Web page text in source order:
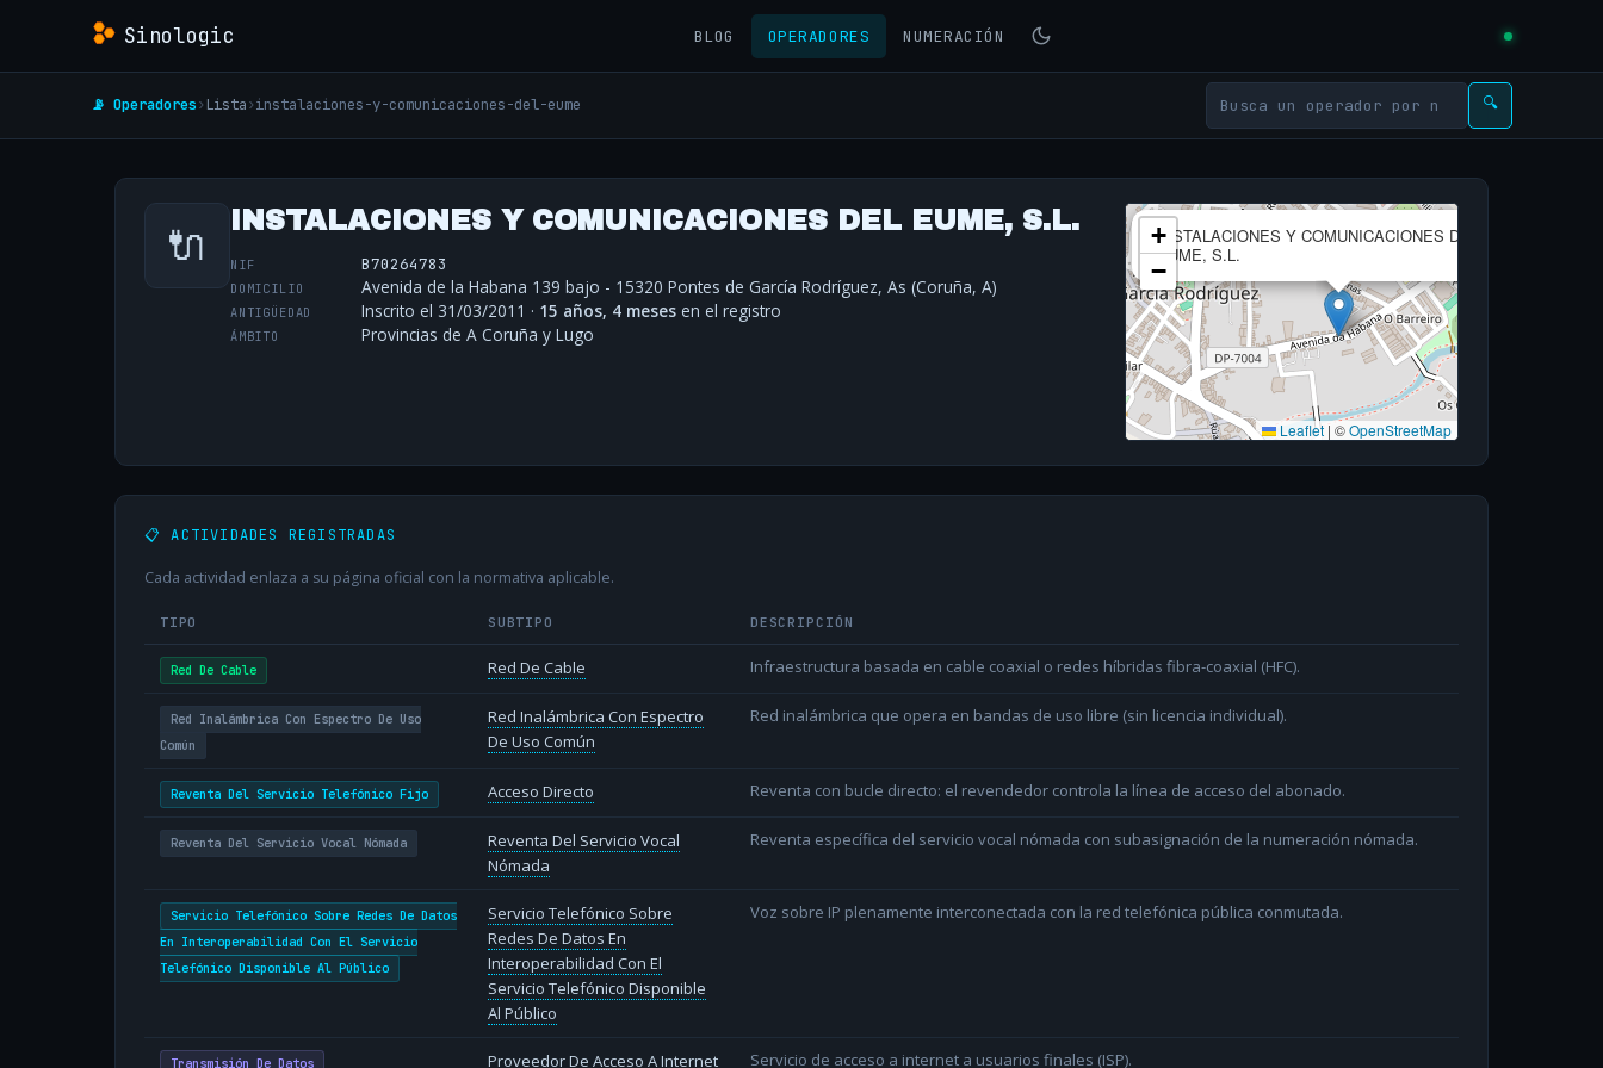
Sinologic BLOG OPERADORES NUMERACIÓN
📡 Operadores› Lista›instalaciones-y-comunicaciones-del-eume 🔍
🔌 INSTALACIONES Y COMUNICACIONES DEL EUME, S.L.
NIF B70264783
DOMICILIO Avenida de la Habana 139 bajo - 15320 Pontes de García Rodríguez, As (Coruña, A)
ANTIGÜEDAD Inscrito el 31/03/2011 · 15 años, 4 meses en el registro
ÁMBITO Provincias de A Coruña y Lugo
INSTALACIONES Y COMUNICACIONES DEL
EUME, S.L.
+
−
Leaflet | ©OpenStreetMap
📋 ACTIVIDADES REGISTRADAS
Cada actividad enlaza a su página oficial con la normativa aplicable.
TIPO SUBTIPO DESCRIPCIÓN
Red De Cable Red De Cable Infraestructura basada en cable coaxial o redes híbridas fibra-coaxial (HFC).
Red Inalámbrica Con Espectro De Uso
Común
Red Inalámbrica Con Espectro
De Uso Común
Red inalámbrica que opera en bandas de uso libre (sin licencia individual).
Reventa Del Servicio Telefónico Fijo Acceso Directo Reventa con bucle directo: el revendedor controla la línea de acceso del abonado.
Reventa Del Servicio Vocal Nómada
Reventa Del Servicio Vocal
Nómada
Reventa específica del servicio vocal nómada con subasignación de la numeración nómada.
Servicio Telefónico Sobre Redes De Datos
En Interoperabilidad Con El Servicio
Telefónico Disponible Al Público
Servicio Telefónico Sobre
Redes De Datos En
Interoperabilidad Con El
Servicio Telefónico Disponible
Al Público
Voz sobre IP plenamente interconectada con la red telefónica pública conmutada.
Transmisión De Datos Proveedor De Acceso A Internet Servicio de acceso a internet a usuarios finales (ISP).